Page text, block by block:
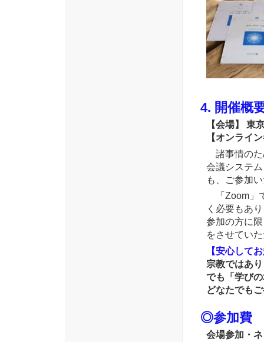
4. 開催概
【会場】 東
【オンライ
諸事情のた
会議システ
も、ご参加
「Zoom」
く必要もあ
参加の方に
をさせてい
【安心して
宗教ではあ
でも「学び
どなたでも
◎参加費
会場参加・